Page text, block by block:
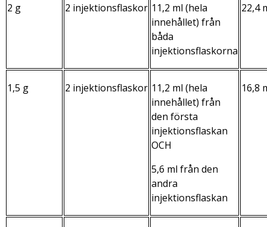
2 g 2 injektionsflaskor 11,2 ml (hela
innehållet) från
båda
injektionsflaskorna
22,4
1,5 g 2 injektionsflaskor 11,2 ml (hela
innehållet) från
den första
injektionsflaskan
OCH
5,6 ml från den
andra
injektionsflaskan
16,8